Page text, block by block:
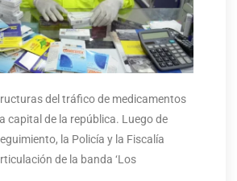
del tráfico de medicamentos
capital de la república. Luego de
la Policía y la Fiscalía
de la banda ‘Los